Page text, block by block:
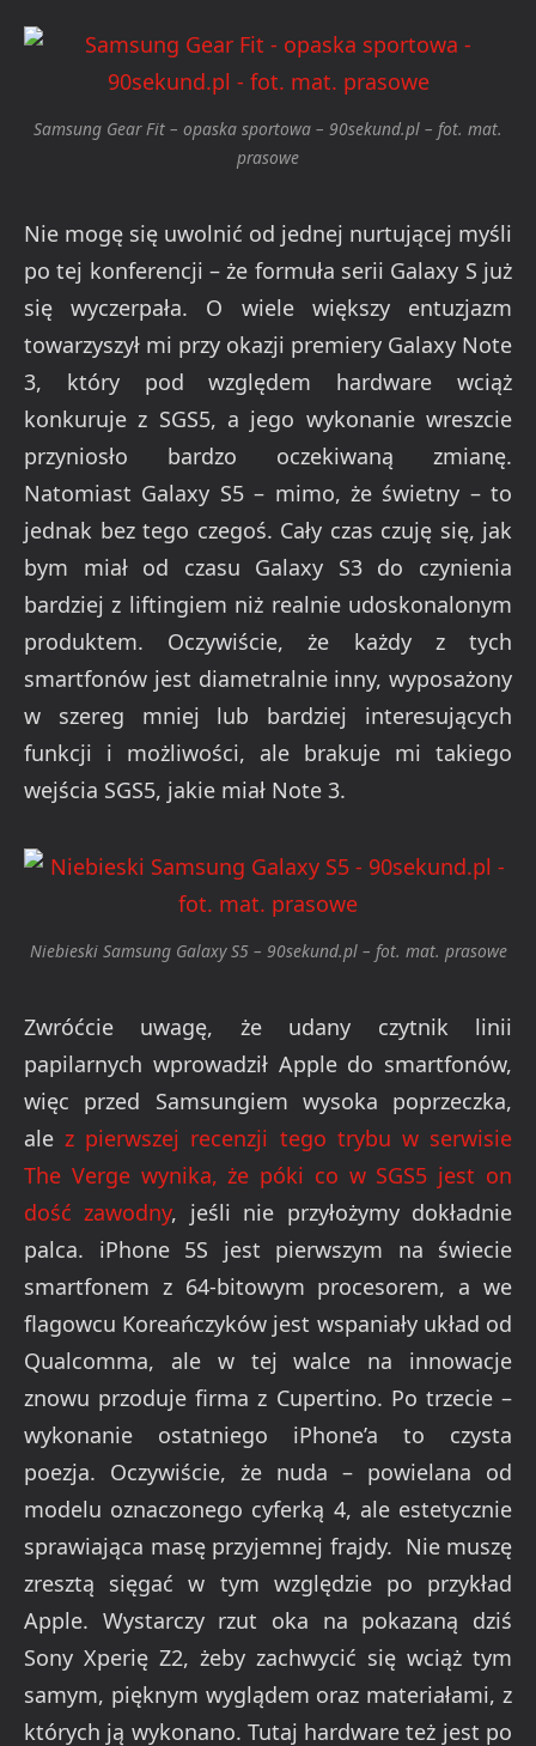
Samsung Gear Fit – opaska sportowa – 90sekund.pl – fot. mat.
prasowe
Nie mogę się uwolnić od jednej nurtującej myśli
po tej konferencji – że formuła serii Galaxy S już
się wyczerpała. O wiele większy entuzjazm
towarzyszył mi przy okazji premiery Galaxy Note
3, który pod względem hardware wciąż
konkuruje z SGS5, a jego wykonanie wreszcie
przyniosło bardzo oczekiwaną zmianę.
Natomiast Galaxy S5 – mimo, że świetny – to
jednak bez tego czegoś. Cały czas czuję się, jak
bym miał od czasu Galaxy S3 do czynienia
bardziej z liftingiem niż realnie udoskonalonym
produktem. Oczywiście, że każdy z tych
smartfonów jest diametralnie inny, wyposażony
w szereg mniej lub bardziej interesujących
funkcji i możliwości, ale brakuje mi takiego
wejścia SGS5, jakie miał Note 3.
Niebieski Samsung Galaxy S5 – 90sekund.pl – fot. mat. prasowe
Zwróćcie uwagę, że udany czytnik linii
papilarnych wprowadził Apple do smartfonów,
więc przed Samsungiem wysoka poprzeczka,
ale z pierwszej recenzji tego trybu w serwisie
The Verge wynika, że póki co w SGS5 jest on
dość zawodny, jeśli nie przyłożymy dokładnie
palca. iPhone 5S jest pierwszym na świecie
smartfonem z 64-bitowym procesorem, a we
flagowcu Koreańczyków jest wspaniały układ od
Qualcomma, ale w tej walce na innowacje
znowu przoduje firma z Cupertino. Po trzecie –
wykonanie ostatniego iPhone’a to czysta
poezja. Oczywiście, że nuda – powielana od
modelu oznaczonego cyferką 4, ale estetycznie
sprawiająca masę przyjemnej frajdy. Nie muszę
zresztą sięgać w tym względzie po przykład
Apple. Wystarczy rzut oka na pokazaną dziś
Sony Xperię Z2, żeby zachwycić się wciąż tym
samym, pięknym wyglądem oraz materiałami, z
których ją wykonano. Tutaj hardware też jest po